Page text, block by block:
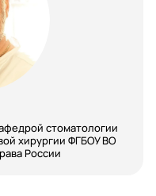
стоматологии
хирургии ФГБОУ ВО
России